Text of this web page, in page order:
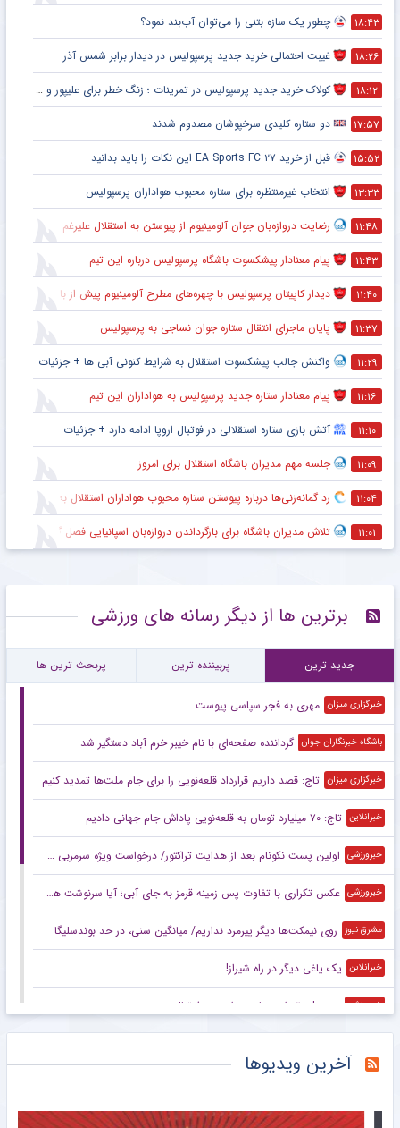
۱۸:۴۳ چطور یک سازه بتنی را می‌توان آب‌بند نمود؟
۱۸:۲۶ غیبت احتمالی خرید جدید پرسپولیس در دیدار برابر شمس آذر
۱۸:۱۲ کولاک خرید جدید پرسپولیس در تمرینات ؛ زنگ خطر برای علیپور و سرگیف
۱۷:۵۷ دو ستاره کلیدی سرخپوشان مصدوم شدند
۱۵:۵۲ قبل از خرید EA Sports FC ۲۷ این نکات را باید بدانید
۱۳:۳۳ انتخاب غیرمنتظره برای ستاره محبوب هواداران پرسپولیس
۱۱:۴۸ رضایت دروازه‌بان جوان آلومینیوم از پیوستن به استقلال علیرغم بسته بودن پنجره نقل‌و‌انتقالاتی
۱۱:۴۳ پیام معنادار پیشکسوت باشگاه پرسپولیس درباره این تیم
۱۱:۴۰ دیدار کاپیتان پرسپولیس با چهره‌های مطرح آلومینیوم پیش از بازی
۱۱:۳۷ پایان ماجرای انتقال ستاره جوان نساجی به پرسپولیس
۱۱:۲۹ واکنش جالب پیشکسوت استقلال به شرایط کنونی آبی ها + جزئیات
۱۱:۱۶ پیام معنادار ستاره جدید پرسپولیس به هواداران این تیم
۱۱:۱۰ آتش بازی ستاره استقلالی در فوتبال اروپا ادامه دارد + جزئیات
۱۱:۰۹ جلسه مهم مدیران باشگاه استقلال برای امروز
۱۱:۰۴ رد گمانه‌زنی‌ها درباره پیوستن ستاره محبوب هواداران استقلال به تراکتور
۱۱:۰۱ تلاش مدیران باشگاه برای بازگرداندن دروازه‌بان اسپانیایی فصل گذشته به استقلال
برترین ها از دیگر رسانه های ورزشی
جدید ترین پربیننده ترین پربحث ترین ها
خبرگزاری میزان مهری به فجر سپاسی پیوست
باشگاه خبرنگاران جوان گرداننده صفحه‌ای با نام خیبر خرم آباد دستگیر شد
خبرگزاری میزان تاج: قصد داریم قرارداد قلعه‌نویی را برای جام ملت‌ها تمدید کنیم
خبرانلاین تاج: ۷۰ میلیارد تومان به قلعه‌نویی پاداش جام جهانی دادیم
خبرورزشی اولین پست نکونام بعد از هدایت تراکتور/ درخواست ویژه سرمربی سابق استقلال +عکس
خبرورزشی عکس تکراری با تفاوت پس زمینه قرمز به جای آبی؛ آیا سرنوشت هم برای دو عضو حاضر در عکس تکرار می‌شود؟
مشرق نیوز روی نیمکت‌ها دیگر پیرمرد نداریم/ میانگین سنی، در حد بوندسلیگا
خبرانلاین یک یاغی دیگر در راه شیراز!
خبرورزشی ویدیو| سقوط چترباز وسط زمین فوتبال
مشرق نیوز دو مهاجم سابق استقلال به تیم جزیره قشم پیوستند
آخرین ویدیوها